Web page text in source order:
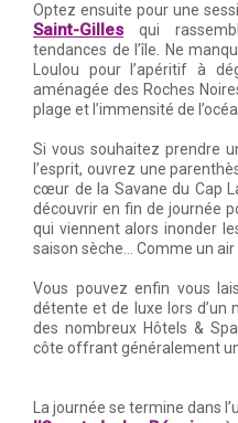
Optez ensuite pour une
Saint-Gilles qui
tendances de l’île. Ne
Loulou pour l’apéritif à
aménagée des Roches
plage et l’immensité de
Si vous souhaitez prendre
l’esprit, ouvrez une
cœur de la Savane du Cap
découvrir en fin de journée
qui viennent alors inonder
saison sèche… Comme un
Vous pouvez enfin vous
détente et de luxe lors d’un
des nombreux Hôtels &
côte offrant généralement
La journée se termine dans